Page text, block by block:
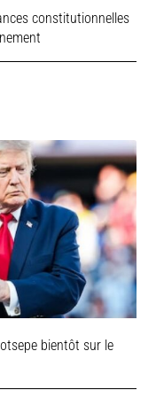
constitutionnelles
bientôt sur le